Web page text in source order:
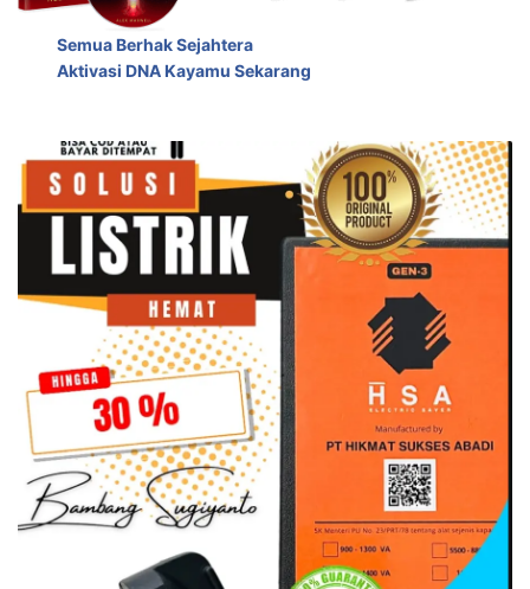
Semua Berhak Sejahtera
Aktivasi DNA Kayamu Sekarang